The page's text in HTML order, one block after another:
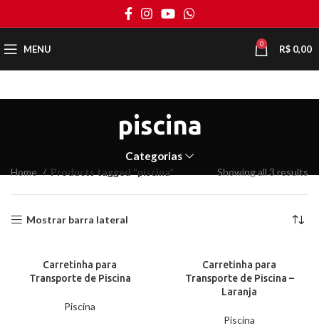
MENU 0 R$ 0,00
piscina
Categorias
Home Products tagged “piscina” Showing all 3 results
Mostrar barra lateral
Carretinha para
Transporte de Piscina
Piscina
Carretinha para
Transporte de Piscina –
Laranja
Piscina